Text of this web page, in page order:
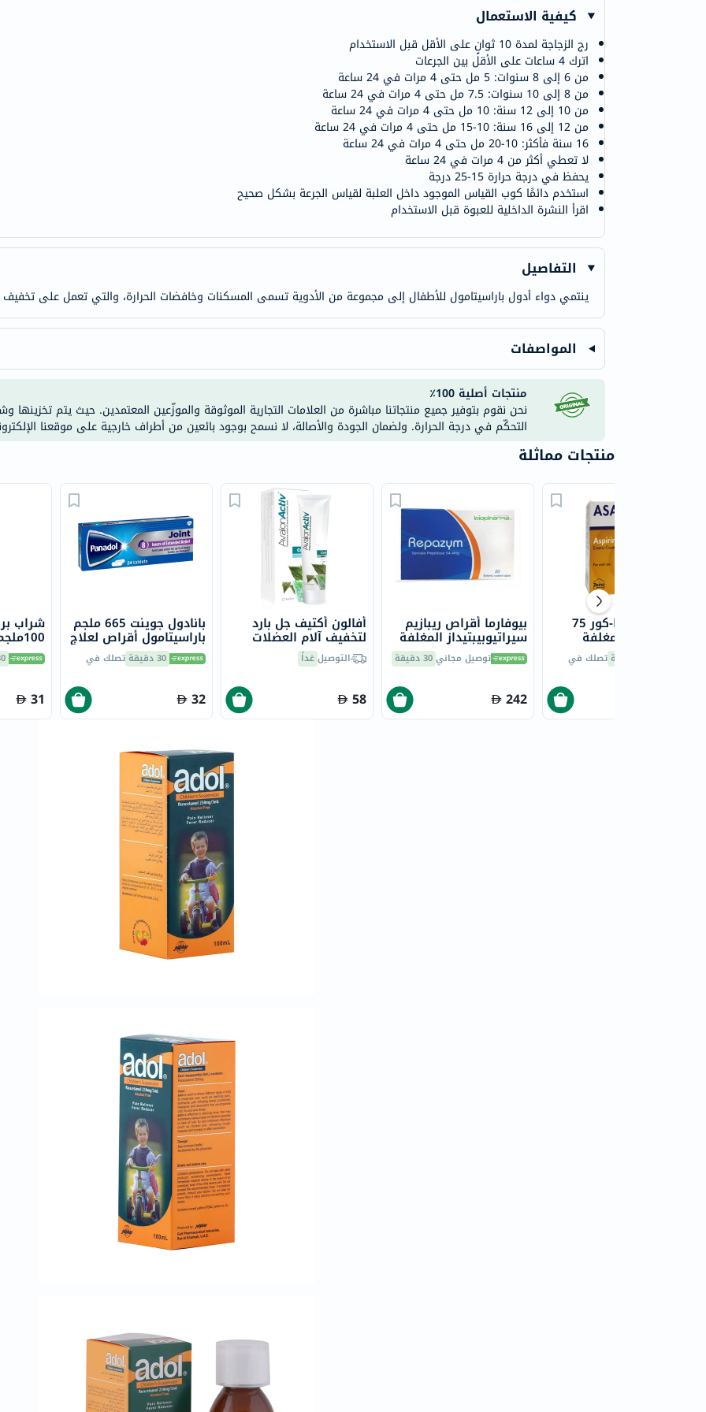
الصحة
والمكملات
العناية
الصحية
فحص
صحي
القلب
Original
IV
الغذائي
الحالة
الصحية
والشعر
العظام
المخ
والذاكرة
صحة
القلب
دعم
مرضى
السكري
الكلى
والمسالك
صحة
البروستاتا
الفيتامينات
مالتي
فيتامين
فيتامين
أ
فيتامين
ب
فيتامين
ج
هـ
المعادن
المغنيسيوم
الحديد
كيفية الاستعمال
رج الزجاجة لمدة 10 ثوانٍ على الأقل قبل الاستخدام
اترك 4 ساعات على الأقل بين الجرعات
من 6 إلى 8 سنوات: 5 مل حتى 4 مرات في 24 ساعة
من 8 إلى 10 سنوات: 7.5 مل حتى 4 مرات في 24 ساعة
من 10 إلى 12 سنة: 10 مل حتى 4 مرات في 24 ساعة
من 12 إلى 16 سنة: 10-15 مل حتى 4 مرات في 24 ساعة
16 سنة فأكثر: 10-20 مل حتى 4 مرات في 24 ساعة
لا تعطي أكثر من 4 مرات في 24 ساعة
يحفظ في درجة حرارة 15-25 درجة
استخدم دائمًا كوب القياس الموجود داخل العلبة لقياس الجرعة بشكل صحيح
اقرأ النشرة الداخلية للعبوة قبل الاستخدام
التفاصيل
ينتمي دواء أدول باراسيتامول للأطفال إلى مجموعة من الأدوية تسمى المسكنات وخافضات الحرارة، والتي تعمل على تخفيف
المواصفات
منتجات أصلية 100٪
نحن نقوم بتوفير جميع منتجاتنا مباشرة من العلامات التجارية الموثوقة والموزّعين المعتمدين. حيث يتم تخزينها
التحكّم في درجة الحرارة. ولضمان الجودة والأصالة، لا نسمح بوجود بائعين من أطراف خارجية على موقعنا
منتجات مماثلة
شراب
وتسكين 30
31
بانادول جوينت 665 ملجم
باراسيتامول أقراص لعلاج
آلام المفاصل الناتجة عن
هشاشة العظام، حزمة
30 دقيقة تصلك في
32
أفالون أكتيف جل بارد
لتخفيف آلام العضلات
والمفاصل 100 مل
التوصيلغداً
58
بيوفارما أقراص ريبازيم
سيراتيوبيبتيداز المغلفة
معويًا بتركيز 54.5 ملجمم
20 قرص توصيل مجاني30 دقيقة
242
زينو فارما آسا-كور 75
ملجم أقراص مغلفة
تصلك في